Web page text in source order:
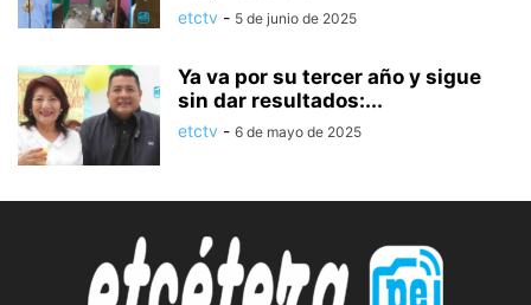
etctv - 5 de junio de 2025
Ya va por su tercer año y sigue
sin dar resultados:...
etctv - 6 de mayo de 2025